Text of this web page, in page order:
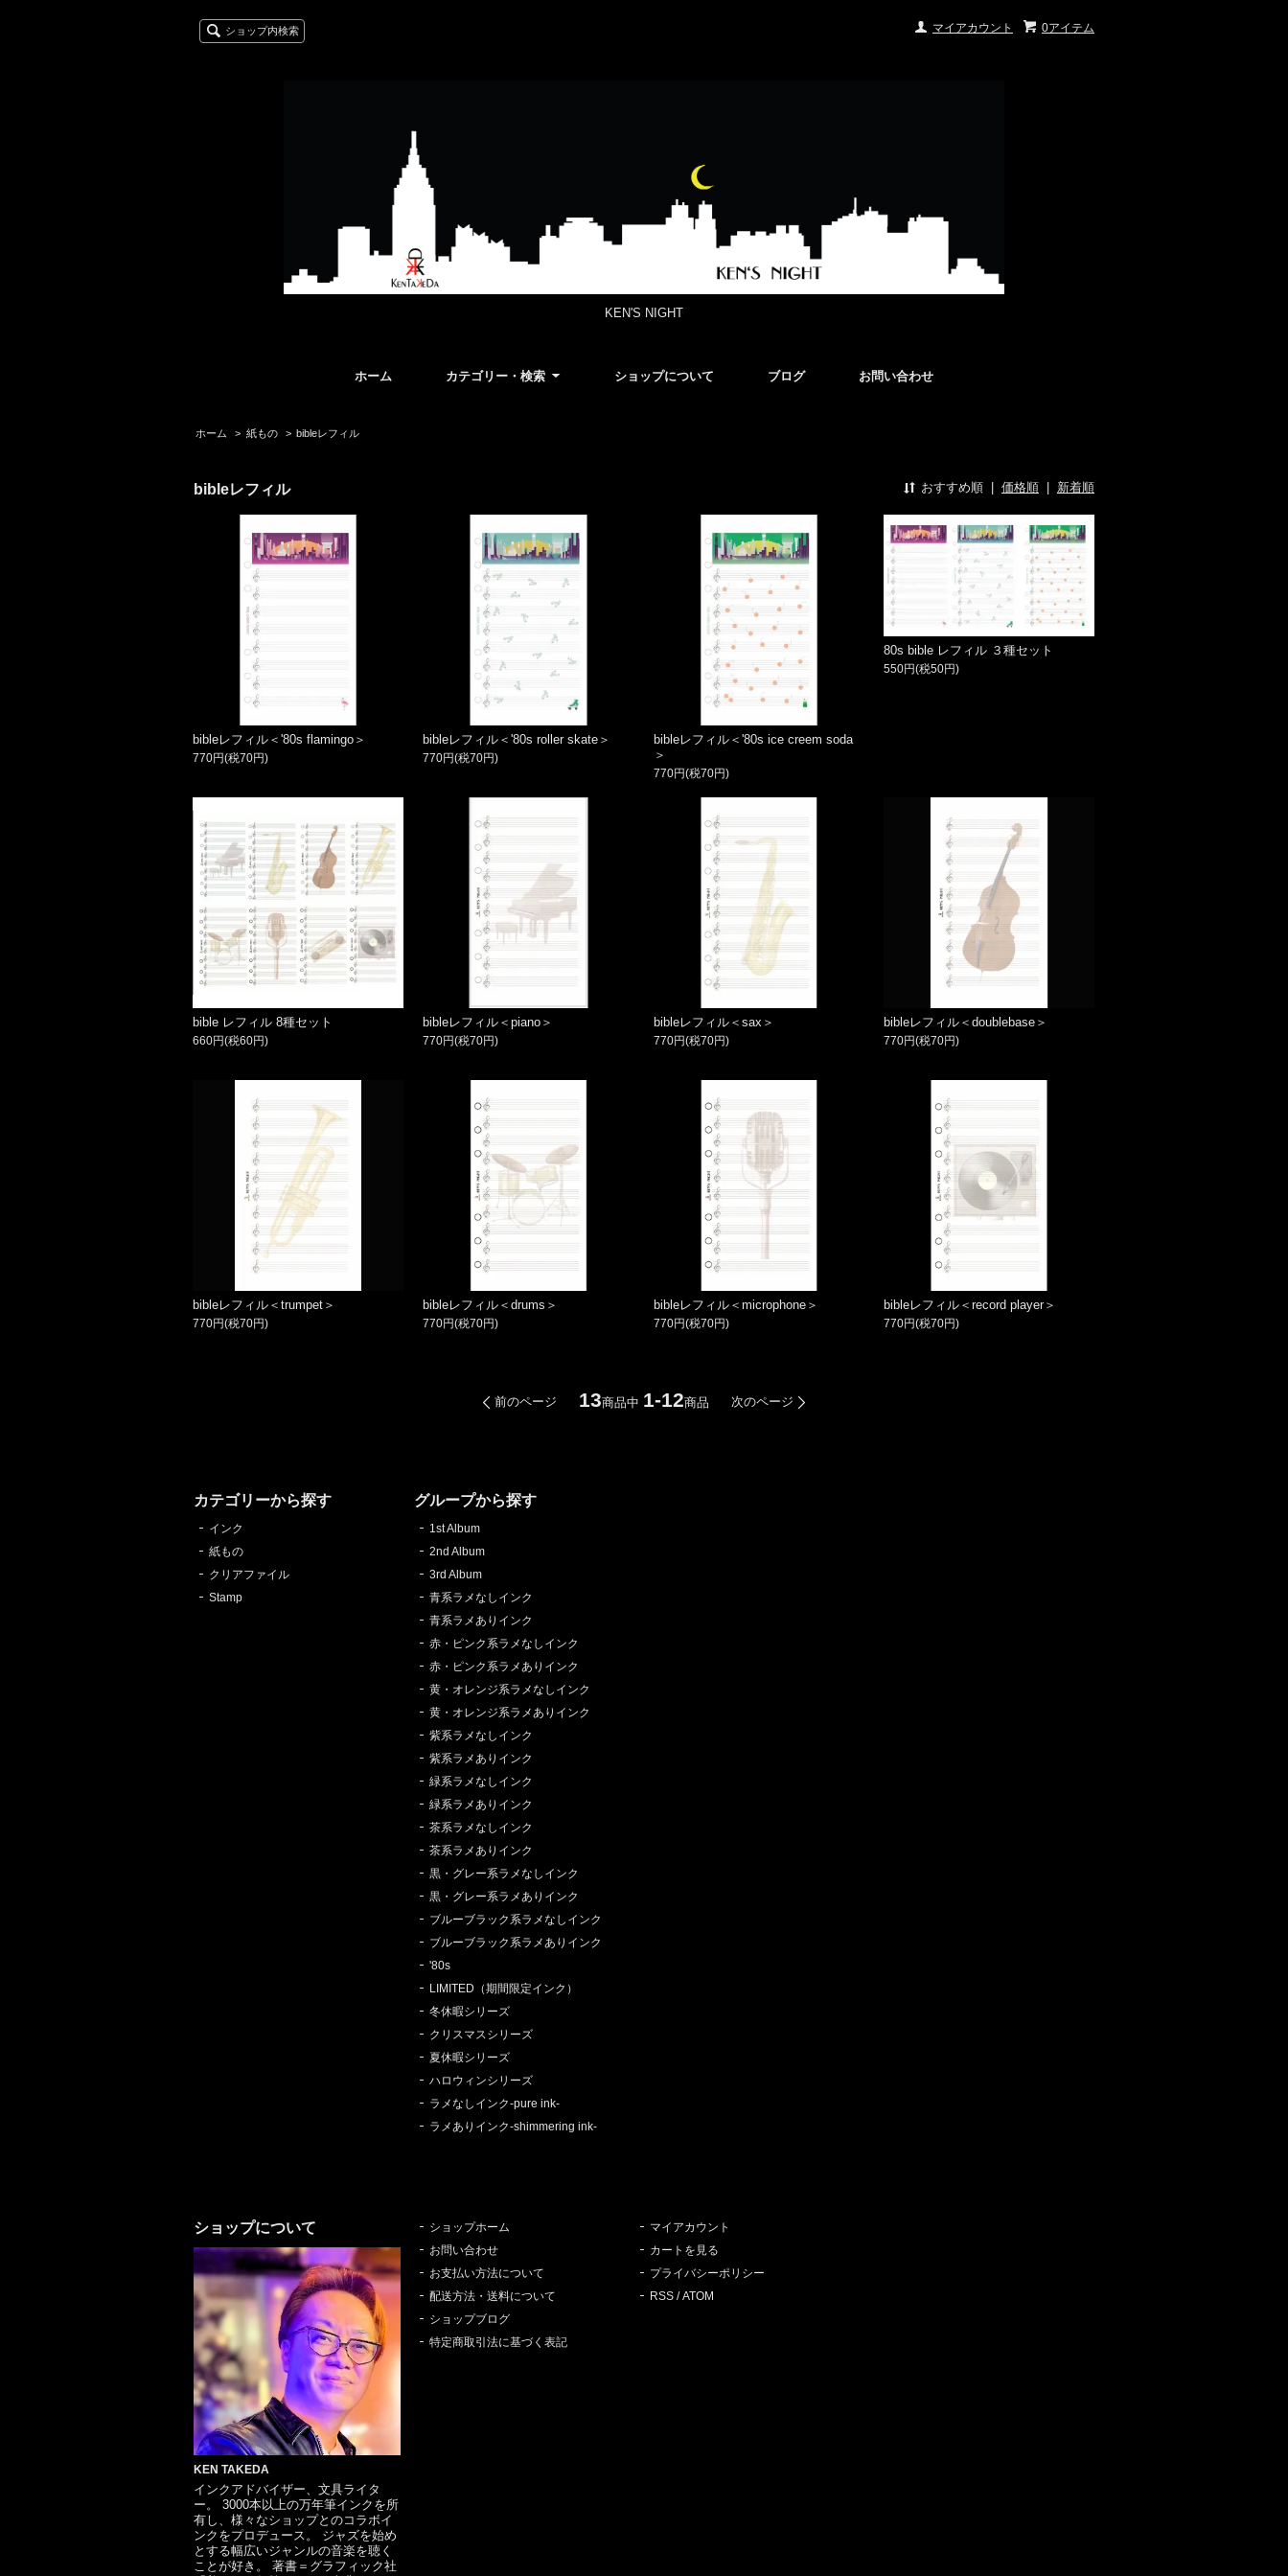
0アイテム
マイアカウント
ショップ内検索
KEN'S NIGHT
ホーム カテゴリー・検索 ショップについて ブログ お問い合わせ
ホーム > 紙もの > bibleレフィル
bibleレフィル おすすめ順 価格順 新着順
bibleレフィル＜'80s flamingo＞
770円(税70円)
bibleレフィル＜'80s roller skate＞
770円(税70円)
bibleレフィル＜'80s ice creem soda
＞
770円(税70円)
80s bible レフィル ３種セット
550円(税50円)
bible レフィル 8種セット
660円(税60円)
bibleレフィル＜piano＞
770円(税70円)
bibleレフィル＜sax＞
770円(税70円)
bibleレフィル＜doublebase＞
770円(税70円)
bibleレフィル＜trumpet＞
770円(税70円)
bibleレフィル＜drums＞
770円(税70円)
bibleレフィル＜microphone＞
770円(税70円)
bibleレフィル＜record player＞
770円(税70円)
前のページ 13商品中 1-12商品 次のページ
カテゴリーから探す
インク
紙もの
クリアファイル
Stamp
グループから探す
1st Album
2nd Album
3rd Album
青系ラメなしインク
青系ラメありインク
赤・ピンク系ラメなしインク
赤・ピンク系ラメありインク
黄・オレンジ系ラメなしインク
黄・オレンジ系ラメありインク
紫系ラメなしインク
紫系ラメありインク
緑系ラメなしインク
緑系ラメありインク
茶系ラメなしインク
茶系ラメありインク
黒・グレー系ラメなしインク
黒・グレー系ラメありインク
ブルーブラック系ラメなしインク
ブルーブラック系ラメありインク
'80s
LIMITED（期間限定インク）
冬休暇シリーズ
クリスマスシリーズ
夏休暇シリーズ
ハロウィンシリーズ
ラメなしインク-pure ink-
ラメありインク-shimmering ink-
ショップについて
KEN TAKEDA
インクアドバイザー、文具ライタ
ー。 3000本以上の万年筆インクを所
有し、様々なショップとのコラボイ
ンクをプロデュース。 ジャズを始め
とする幅広いジャンルの音楽を聴く
ことが好き。 著書＝グラフィック社
ショップホーム
お問い合わせ
お支払い方法について
配送方法・送料について
ショップブログ
特定商取引法に基づく表記
マイアカウント
カートを見る
プライバシーポリシー
RSS /ATOM